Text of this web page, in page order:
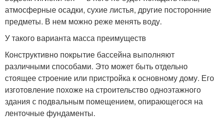
атмосферные осадки, сухие листья, другие посторонние
предметы. В нем можно реже менять воду.
У такого варианта масса преимуществ
Конструктивно покрытие бассейна выполняют
различными способами. Это может быть отдельно
стоящее строение или пристройка к основному дому. Его
изготовление похоже на строительство одноэтажного
здания с подвальным помещением, опирающегося на
ленточные фундаменты.